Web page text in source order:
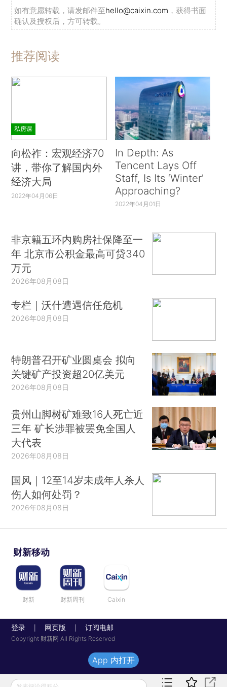
如有意愿转载，请发邮件至hello@caixin.com ，获得书面
确认及授权后，方可转载。
推荐阅读
私房课
向松祚：宏观经济70
讲，带你了解国内外
经济大局
2022年04月06日
In Depth: As
Tencent Lays Off
Staff, Is Its ‘Winter’
Approaching?
2022年04月01日
非京籍五环内购房社保降至一
年 北京市公积金最高可贷340
万元
2026年08月08日
专栏｜沃什遭遇信任危机
2026年08月08日
特朗普召开矿业圆桌会 拟向
关键矿产投资超20亿美元
2026年08月08日
贵州山脚树矿难致16人死亡近
三年 矿长涉罪被罢免全国人
大代表
2026年08月08日
国风｜12至14岁未成年人杀人
伤人如何处罚？
2026年08月08日
财新移动
财新 财新周刊 Caixin
登录 网页版 订阅电邮
Copyright 财新网 All Rights Reserved
App 内打开